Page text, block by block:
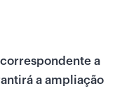
a
a ampliação